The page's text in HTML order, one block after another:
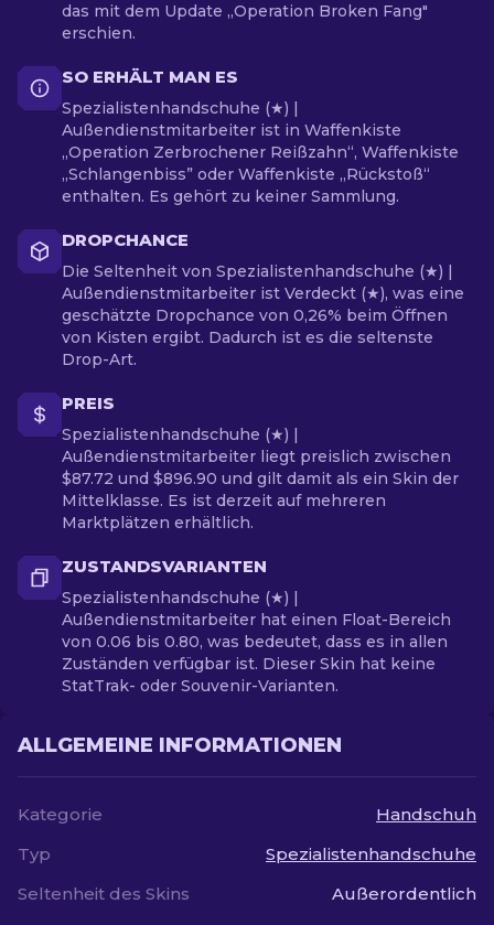
das mit dem Update „Operation Broken Fang"
erschien.
SO ERHÄLT MAN ES
Spezialistenhandschuhe (★) |
Außendienstmitarbeiter ist in Waffenkiste
„Operation Zerbrochener Reißzahn“, Waffenkiste
„Schlangenbiss” oder Waffenkiste „Rückstoß“
enthalten. Es gehört zu keiner Sammlung.
DROPCHANCE
Die Seltenheit von Spezialistenhandschuhe (★) |
Außendienstmitarbeiter ist Verdeckt (★), was eine
geschätzte Dropchance von 0,26% beim Öffnen
von Kisten ergibt. Dadurch ist es die seltenste
Drop-Art.
PREIS
Spezialistenhandschuhe (★) |
Außendienstmitarbeiter liegt preislich zwischen
$87.72 und $896.90 und gilt damit als ein Skin der
Mittelklasse. Es ist derzeit auf mehreren
Marktplätzen erhältlich.
ZUSTANDSVARIANTEN
Spezialistenhandschuhe (★) |
Außendienstmitarbeiter hat einen Float-Bereich
von 0.06 bis 0.80, was bedeutet, dass es in allen
Zuständen verfügbar ist. Dieser Skin hat keine
StatTrak- oder Souvenir-Varianten.
ALLGEMEINE INFORMATIONEN
Kategorie
Handschuh
Typ
Spezialistenhandschuhe
Seltenheit des Skins
Außerordentlich